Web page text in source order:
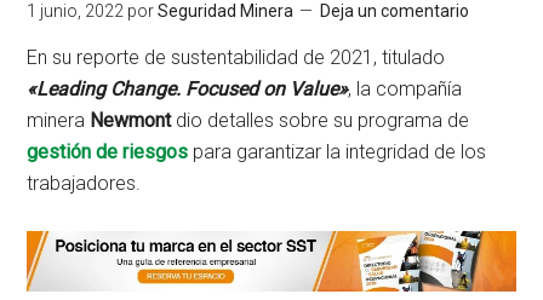
1 junio, 2022 porSeguridad Minera Deja un comentario
En su reporte de sustentabilidad de 2021, titulado
«Leading Change. Focused on Value», la compañía
minera Newmontdio detalles sobre su programa de
gestión de riesgos para garantizar la integridad de los
trabajadores.